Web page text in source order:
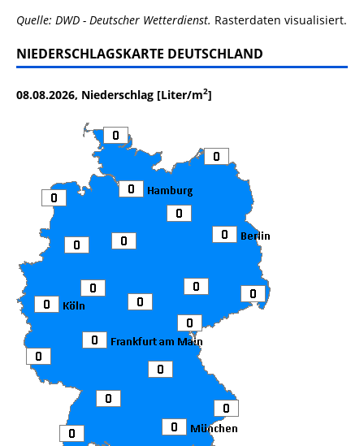
Quelle: DWD - Deutscher Wetterdienst. Rasterdaten visualisiert.
NIEDERSCHLAGSKARTE DEUTSCHLAND
08.08.2026, Niederschlag [Liter/m2]